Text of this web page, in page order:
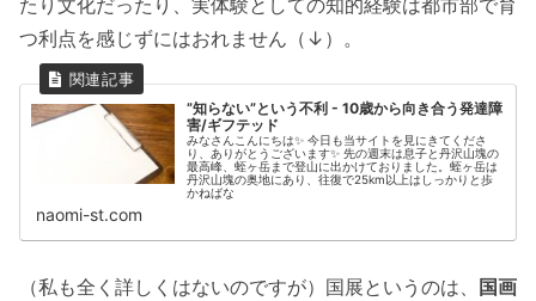
たり文化だったり、実体験としての知的経験は都市部で育
つ利点を感じずにはおれません（↓）。
”知らない”という不利 - 10歳から向き合う発達障
害/ギフテッド
みなさんこんにちは✨ 今日も当サイトを見にきてくださ
り、ありがとうございます✨ 先の週末は息子と丹沢山塊の
最高峰、蛭ヶ岳まで登山に出かけておりました。蛭ヶ岳は
丹沢山塊の奥地にあり、往復で25km以上はしっかりと歩
かねばな
naomi-st.com
（私も全く詳しくはないのですが）国展というのは、
国画